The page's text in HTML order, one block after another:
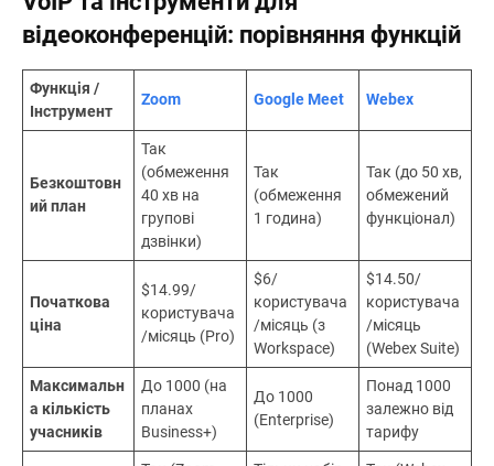
Приклад використання : менеджери проводять
щотижневі зустрічі з віддаленими
співробітниками через Zoom, щоб підтримувати
зв’язок у команді та забезпечувати
зрозумілість, одночасно використовуючи
функції VoIP для оптимізації дзвінків клієнтам.
VoIP та інструменти для
відеоконференцій: порівняння функцій
Функція /
Zoom Google Meet Webex
Безкоштовн
ий план
Так
(обмеження
40 хв на
групові
Так
(обмеження
1 година)
Так (до 50 хв,
обмежений
функціонал)